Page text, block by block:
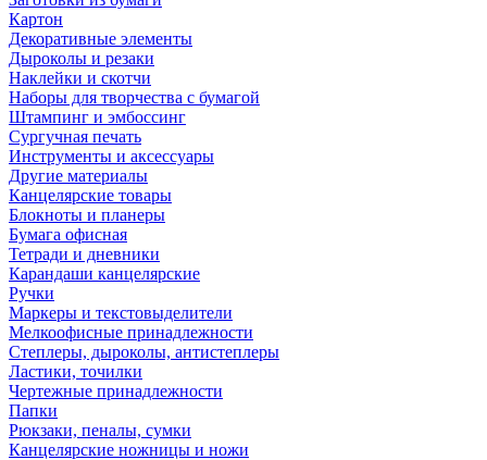
Картон
Декоративные элементы
Дыроколы и резаки
Наклейки и скотчи
Наборы для творчества с бумагой
Штампинг и эмбоссинг
Сургучная печать
Инструменты и аксессуары
Другие материалы
Канцелярские товары
Блокноты и планеры
Бумага офисная
Тетради и дневники
Карандаши канцелярские
Ручки
Маркеры и текстовыделители
Мелкоофисные принадлежности
Степлеры, дыроколы, антистеплеры
Ластики, точилки
Чертежные принадлежности
Папки
Рюкзаки, пеналы, сумки
Канцелярские ножницы и ножи